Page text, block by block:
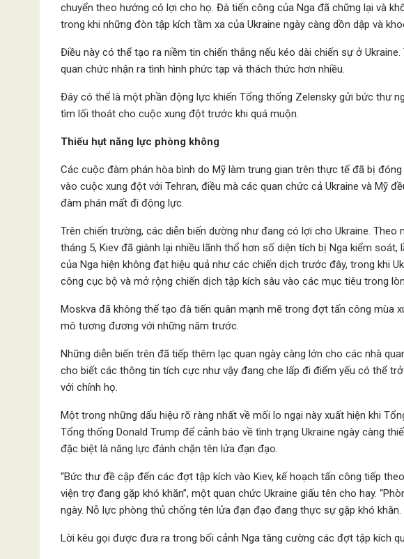
chuyển theo hướng có lợi cho họ. Đà tiến công của Nga đã chững lại và
trong khi những đòn tập kích tầm xa của Ukraine ngày càng dồn dập và
Điều này có thể tạo ra niềm tin chiến thắng nếu kéo dài chiến sự ở
quan chức nhận ra tình hình phức tạp và thách thức hơn nhiều.
Đây có thể là một phần động lực khiến Tổng thống Zelensky gửi bức thư
tìm lối thoát cho cuộc xung đột trước khi quá muộn.
Thiếu hụt năng lực phòng không
Các cuộc đàm phán hòa bình do Mỹ làm trung gian trên thực tế đã bị
vào cuộc xung đột với Tehran, điều mà các quan chức cả Ukraine và Mỹ
đàm phán mất đi động lực.
Trên chiến trường, các diễn biến dường như đang có lợi cho Ukraine. Theo
tháng 5, Kiev đã giành lại nhiều lãnh thổ hơn số diện tích bị Nga kiểm
của Nga hiện không đạt hiệu quả như các chiến dịch trước đây, trong khi
công cục bộ và mở rộng chiến dịch tập kích sâu vào các mục tiêu trong
Moskva đã không thể tạo đà tiến quân mạnh mẽ trong đợt tấn công mùa
mô tương đương với những năm trước.
Những diễn biến trên đã tiếp thêm lạc quan ngày càng lớn cho các nhà
cho biết các thông tin tích cực như vậy đang che lấp đi điểm yếu có thể
với chính họ.
Một trong những dấu hiệu rõ ràng nhất về mối lo ngại này xuất hiện khi
Tổng thống Donald Trump để cảnh báo về tình trạng Ukraine ngày càng
đặc biệt là năng lực đánh chặn tên lửa đạn đạo.
“Bức thư đề cập đến các đợt tập kích vào Kiev, kế hoạch tấn công tiếp
viện trợ đang gặp khó khăn”, một quan chức Ukraine giấu tên cho hay.
ngày. Nỗ lực phòng thủ chống tên lửa đạn đạo đang thực sự gặp khó
Lời kêu gọi được đưa ra trong bối cảnh Nga tăng cường các đợt tập kích